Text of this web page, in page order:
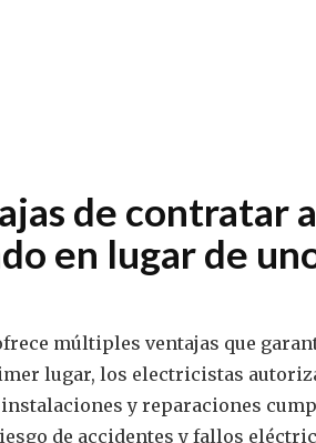
de contratar
en lugar de
múltiples ventajas que
lugar, los electricistas
y reparaciones
de accidentes y fallos